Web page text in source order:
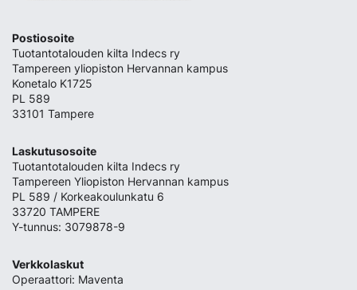
Postiosoite
Tuotantotalouden kilta Indecs ry
Tampereen yliopiston Hervannan kampus
Konetalo K1725
PL 589
33101 Tampere
Laskutusosoite
Tuotantotalouden kilta Indecs ry
Tampereen Yliopiston Hervannan kampus
PL 589 / Korkeakoulunkatu 6
33720 TAMPERE
Y-tunnus: 3079878-9
Verkkolaskut
Operaattori: Maventa